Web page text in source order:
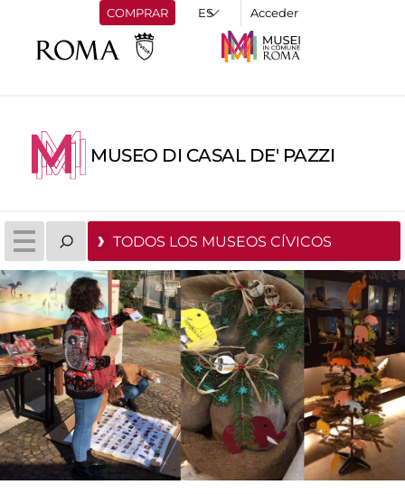
COMPRAR Acceder
MUSEO DI CASAL DE' PAZZI
TODOS LOS MUSEOS CÍVICOS